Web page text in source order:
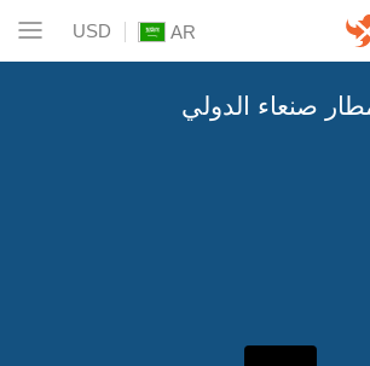
AR
USD
صنعاء الدولي